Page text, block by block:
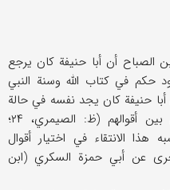
أن أبا حنیفة کان یرجع
حکم في کتاب الله وسنة النبي
حنیفة کان یجد نفسه في حالة
اختلاف الصحابة مخیراً بالانتقاء من بین أقوالهم (ظ: الصیمري، ۲۴؛
ونقل مایشبه هذا الانتقاء في اختیار أقوال
عن أبي حمزة السکري (ابن